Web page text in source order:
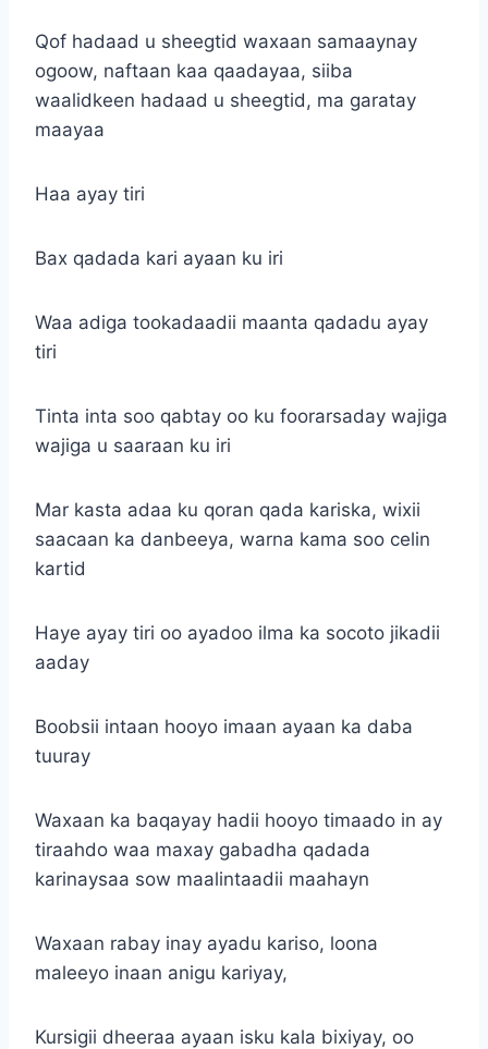
Qof hadaad u sheegtid waxaan samaaynay
ogoow, naftaan kaa qaadayaa, siiba
waalidkeen hadaad u sheegtid, ma garatay
maayaa
Haa ayay tiri
Bax qadada kari ayaan ku iri
Waa adiga tookadaadii maanta qadadu ayay
tiri
Tinta inta soo qabtay oo ku foorarsaday wajiga
wajiga u saaraan ku iri
Mar kasta adaa ku qoran qada kariska, wixii
saacaan ka danbeeya, warna kama soo celin
kartid
Haye ayay tiri oo ayadoo ilma ka socoto jikadii
aaday
Boobsii intaan hooyo imaan ayaan ka daba
tuuray
Waxaan ka baqayay hadii hooyo timaado in ay
tiraahdo waa maxay gabadha qadada
karinaysaa sow maalintaadii maahayn
Waxaan rabay inay ayadu kariso, loona
maleeyo inaan anigu kariyay,
Kursigii dheeraa ayaan isku kala bixiyay, oo